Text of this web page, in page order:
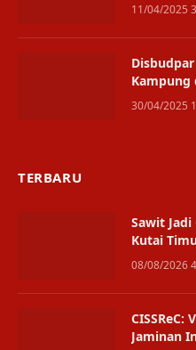
11/04/2025
Kampung
Raja Jadi
30/04/2025
TERBARU
Sawit
Kutai
08/08/2026
CISSReC:
Jaminan